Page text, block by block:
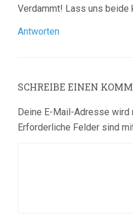
Verdammt! Lass uns
Antworten
SCHREIBE EINEN
Deine E-Mail-Adresse
Erforderliche Felder sind